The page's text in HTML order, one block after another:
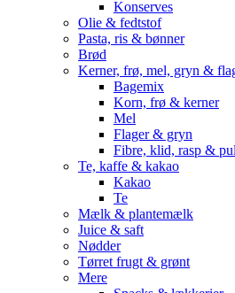
Konserves
Olie & fedtstof
Pasta, ris & bønner
Brød
Kerner, frø, mel, gryn &
Bagemix
Korn, frø & kerner
Mel
Flager & gryn
Fibre, klid, rasp &
Te, kaffe & kakao
Kakao
Te
Mælk & plantemælk
Juice & saft
Nødder
Tørret frugt & grønt
Mere